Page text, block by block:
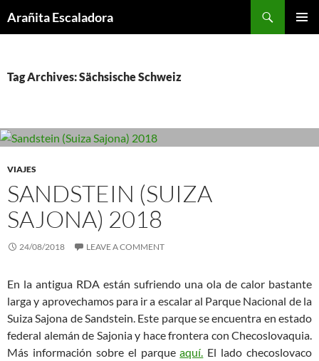
toArañita Escaladora
Tag Archives: Sächsische Schweiz
VIAJES
SANDSTEIN (SUIZA
SAJONA) 2018
24/08/2018 LEAVE A COMMENT
En la antigua RDA están sufriendo una ola de calor bastante
larga y aprovechamos para ir a escalar al Parque Nacional de la
Suiza Sajona de Sandstein. Este parque se encuentra en estado
federal alemán de Sajonia y hace frontera con Checoslovaquia.
Más información sobre el parqueaquí. El lado checoslovaco